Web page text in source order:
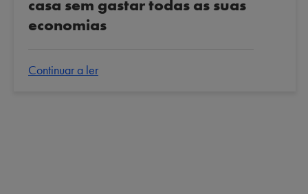
casa sem gastar todas as suas
economias
Continuar a ler